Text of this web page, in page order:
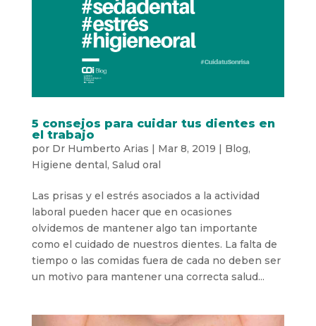
5 consejos para cuidar tus dientes en
el trabajo
por Dr Humberto Arias | Mar 8, 2019 | Blog,
Higiene dental, Salud oral
Las prisas y el estrés asociados a la actividad
laboral pueden hacer que en ocasiones
olvidemos de mantener algo tan importante
como el cuidado de nuestros dientes. La falta de
tiempo o las comidas fuera de cada no deben ser
un motivo para mantener una correcta salud...